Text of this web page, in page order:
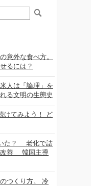
意外な食べ方。
るには？
人は「論理」を
る文明の生態史
けてみよう！ ど
いた？ 老化で詰
改善 韓国主導
つくり方。 冷